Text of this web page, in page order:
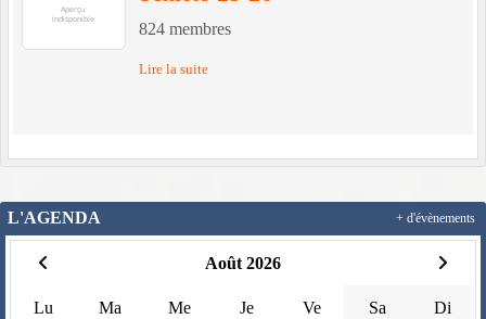
824 membres
Lire la suite
L'AGENDA
Août 2026
Lu Ma Me Je Ve Sa Di
+ d'évènements